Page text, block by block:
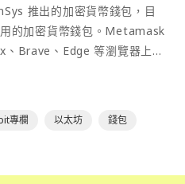
推出的加密貨幣錢包，目
的加密貨幣錢包。Metamask
Brave、Edge 等瀏覽器上作
用上非常方便。
專欄 以太坊 錢包